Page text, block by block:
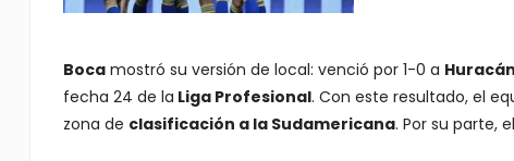
Bocamostró su versión de local: venció por 1-0 a Huracán
fecha 24 de la Liga Profesional. Con este resultado, el
zona de clasificación a la Sudamericana. Por su parte,